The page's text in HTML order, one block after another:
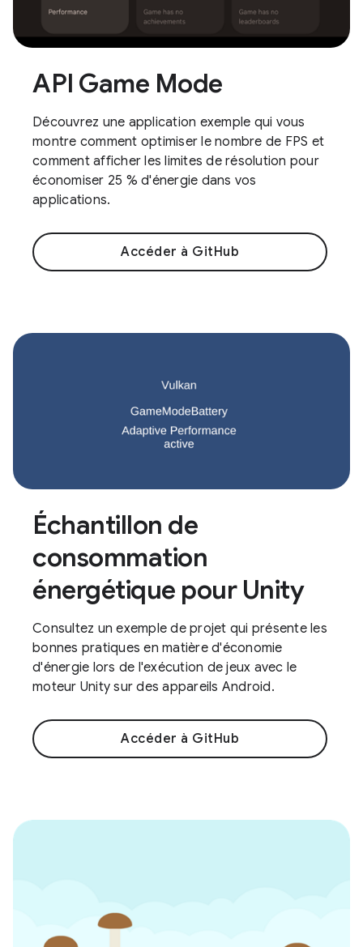
API Game Mode
Découvrez une application exemple qui vous
montre comment optimiser le nombre de FPS et
comment afficher les limites de résolution pour
économiser 25 % d'énergie dans vos
applications.
Accéder à GitHub
Échantillon de
consommation
énergétique pour Unity
Consultez un exemple de projet qui présente les
bonnes pratiques en matière d'économie
d'énergie lors de l'exécution de jeux avec le
moteur Unity sur des appareils Android.
Accéder à GitHub